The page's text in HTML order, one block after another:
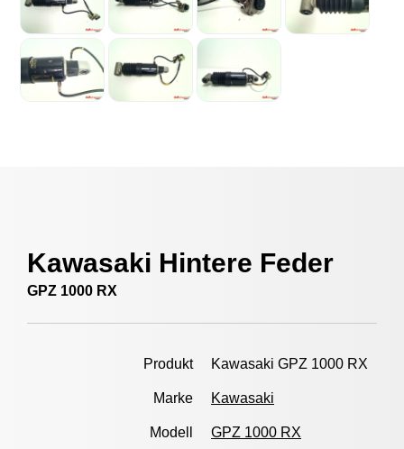
Kawasaki Hintere Feder
GPZ 1000 RX
Produkt Kawasaki GPZ 1000 RX
Marke Kawasaki
Modell GPZ 1000 RX